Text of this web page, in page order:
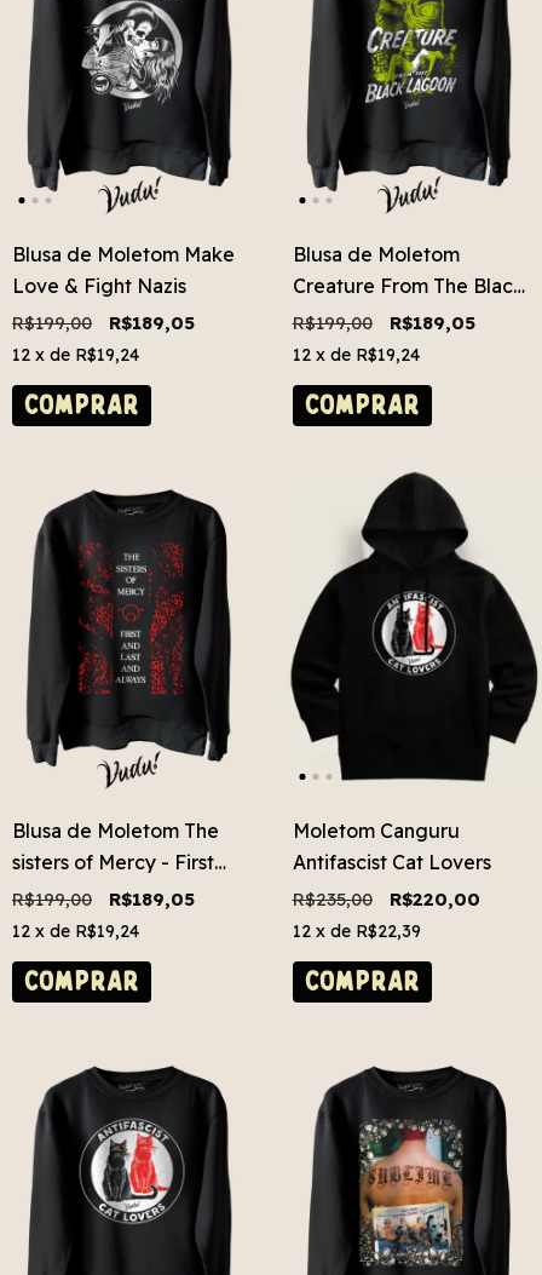
Blusa de Moletom Make
Love & Fight Nazis
R$199,00 R$189,05
12 x de R$19,24
COMPRAR
Blusa de Moletom
Creature From The Black
Lagoon
R$199,00 R$189,05
12 x de R$19,24
COMPRAR
Blusa de Moletom The
sisters of Mercy - First
and Last and Always
R$199,00 R$189,05
12 x de R$19,24
COMPRAR
Moletom Canguru
Antifascist Cat Lovers
R$235,00 R$220,00
12 x de R$22,39
COMPRAR